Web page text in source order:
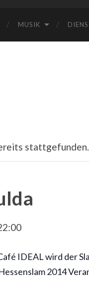
MUSIK
stattgefunden.
IDEAL wird der
2014